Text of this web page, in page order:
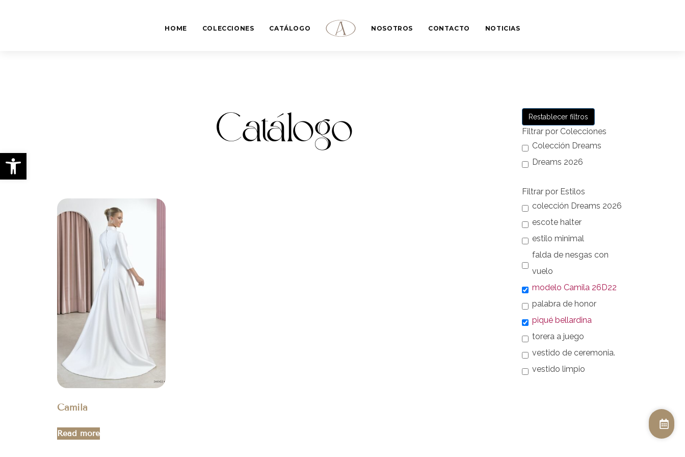
Abrir barra de herramientas
HOME COLECCIONES CATÁLOGO NOSOTROS CONTACTO NOTICIAS
Catálogo
Camila
Read more
Restablecer filtros
Filtrar por Colecciones
Colección Dreams
Dreams 2026
Filtrar por Estilos
colección Dreams 2026
escote halter
estilo minimal
falda de nesgas con
vuelo
modelo Camila 26D22
palabra de honor
piqué bellardina
torera a juego
vestido de ceremonia.
vestido limpio